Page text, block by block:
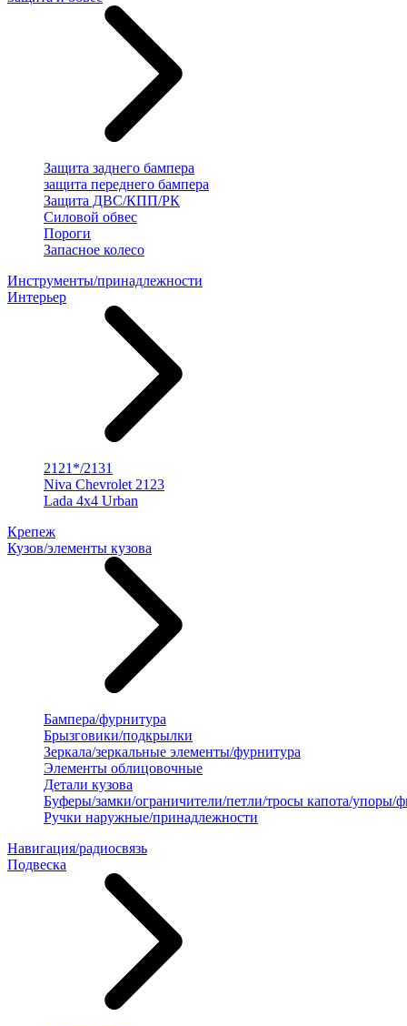
Защита заднего бампера
защита переднего бампера
Защита ДВС/КПП/РК
Силовой обвес
Пороги
Запасное колесо
Инструменты/принадлежности
Интерьер
2121*/2131
Niva Chevrolet 2123
Lada 4x4 Urban
Крепеж
Кузов/элементы кузова
Бампера/фурнитура
Брызговики/подкрылки
Зеркала/зеркальные элементы/фурнитура
Элементы облицовочные
Детали кузова
Буферы/замки/ограничители/петли/тросы капота/упоры/
Ручки наружные/принадлежности
Навигация/радиосвязь
Подвеска